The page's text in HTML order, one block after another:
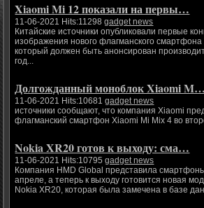
Xiaomi Mi 12 показали на первы…
11-06-2021 Hits:11298gadget news
Китайские источники опубликовали первые
изображения нового флагманского
который должен быть анонсирован
год...
Долгожданный моноблок Xiaomi M…
11-06-2021 Hits:10681gadget news
источники сообщают, что компания Xiaomi
флагманский смартфон Xiaomi Mi Mix 4 во
Nokia XR20 готов к выходу: сма…
11-06-2021 Hits:10795gadget news
Компания HMD Global представила
апреле, а теперь к выходу готовится новая
Nokia XR20, которая была замечена в базе